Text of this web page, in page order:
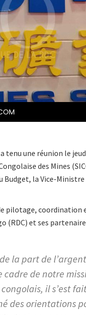
tenu une réunion le
des Mines
la Vice-Ministre
pilotage, coordination
et ses
la part de
de notre
il s’est
des orientations